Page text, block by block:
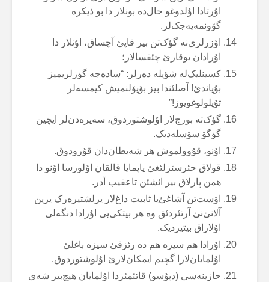
اۇرتادا اۇلدوغو حال‌دە بونلار دا بو ذیکرە
گۆونمەیەجک‌لر.
اۆزرلری‌نە گؤک‌تن بیر قاپئ آچساق، اۇنلار دا
اۇرادان یوقارئ چئقسالار؛
کسینلیک‌لە شؤیلە دەرلر: “سادەجە گؤزلریمیز
بۇیاندئ! آصلئندا بیز بۆیۆلنمیش کیمسەلر
تۇپلولوغویوز!”
گؤک‌تە بورج‌لار اۇلوشتوردوق، سەیرەدن‌لر ایچین
گؤگۆ سۆسلەدیک.
اۇنو، قۇوولموش هر شەیطان‌دان قۇرودوق.
قولاق حئرسئزلئغئ یاپمایا قالقان اۇلورسا اۇنو دا
همن پارلاق بیر ائشئن تاعقیب أدر.
اۆست‌تن آشاغئ‌یا ثابیت داغ‌لار یرلشتیرەرک یرین
آلانئ‌نئ آرتئردئق وە هر بیتکی‌یی اۇرادا دنگەلی
اۇلاراق بیتیردیک.
اۇرادا هم سیزە هم دە رئزقئ سیزە باغلئ
اۇلمایان‌لارا گچیم ایمکان‌لارئ اۇلوشتوردوق.
حازینەسی (دپۇسو) قاتئمئزدا اۇلمایان هیچ‌بیر شەی